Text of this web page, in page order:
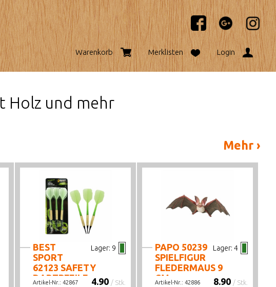
Warenkorb Merklisten Login
Holz und mehr
Mehr ›
Lager: 9
BEST
SPORT
62123 SAFETY
DARTPFEILE 4.90 / Stk.
Artikel-Nr.: 42867
Lager: 4
PAPO 50239
SPIELFIGUR
FLEDERMAUS 9
CM
8.90 / Stk.
Artikel-Nr.: 42886